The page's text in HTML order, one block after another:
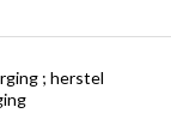
; herstel